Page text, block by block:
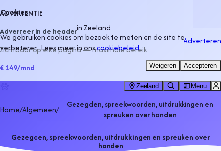
ADVERTENTIE
Adverteer in de headerinZeeland
Zichtbaar op elke pagina — maximale bereik
€ 149/mnd
Adverteren
Zeeland Menu
Home/Algemeen/
Gezegden, spreekwoorden, uitdrukkingen en
spreuken over honden
Gezegden, spreekwoorden, uitdrukkingen en spreuken over
honden
Cookies
We gebruiken cookies om bezoek te meten en de site te
verbeteren. Lees meer in onscookiebeleid.
Weigeren Accepteren